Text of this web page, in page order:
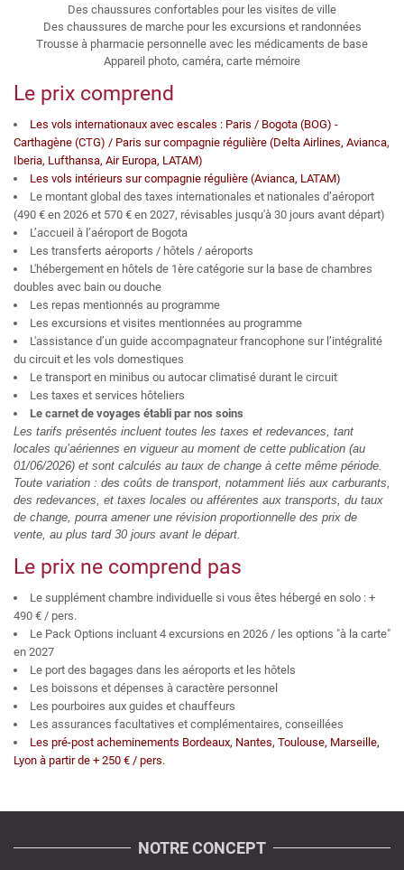
Des chaussures confortables pour les visites de ville
Des chaussures de marche pour les excursions et randonnées
Trousse à pharmacie personnelle avec les médicaments de base
Appareil photo, caméra, carte mémoire
Le prix comprend
Les vols internationaux avec escales : Paris / Bogota (BOG) -
Carthagène (CTG) / Paris sur compagnie régulière (Delta Airlines, Avianca,
Iberia, Lufthansa, Air Europa, LATAM)
Les vols intérieurs sur compagnie régulière (Avianca, LATAM)
Le montant global des taxes internationales et nationales d’aéroport
(490 € en 2026 et 570 € en 2027, révisables jusqu'à 30 jours avant départ)
L’accueil à l’aéroport de Bogota
Les transferts aéroports / hôtels / aéroports
L'hébergement en hôtels de 1ère catégorie sur la base de chambres
doubles avec bain ou douche
Les repas mentionnés au programme
Les excursions et visites mentionnées au programme
L'assistance d’un guide accompagnateur francophone sur l’intégralité
du circuit et les vols domestiques
Le transport en minibus ou autocar climatisé durant le circuit
Les taxes et services hôteliers
Le carnet de voyages établi par nos soins
Les tarifs présentés incluent toutes les taxes et redevances, tant
locales qu’aériennes en vigueur au moment de cette publication (au
01/06/2026) et sont calculés au taux de change à cette même période.
Toute variation : des coûts de transport, notamment liés aux carburants,
des redevances, et taxes locales ou afférentes aux transports, du taux
de change, pourra amener une révision proportionnelle des prix de
vente, au plus tard 30 jours avant le départ.
Le prix ne comprend pas
Le supplément chambre individuelle si vous êtes hébergé en solo : +
490 € / pers.
Le Pack Options incluant 4 excursions en 2026 / les options "à la carte"
en 2027
Le port des bagages dans les aéroports et les hôtels
Les boissons et dépenses à caractère personnel
Les pourboires aux guides et chauffeurs
Les assurances facultatives et complémentaires, conseillées
Les pré-post acheminements Bordeaux, Nantes, Toulouse, Marseille,
Lyon à partir de + 250 € / pers.
NOTRE CONCEPT